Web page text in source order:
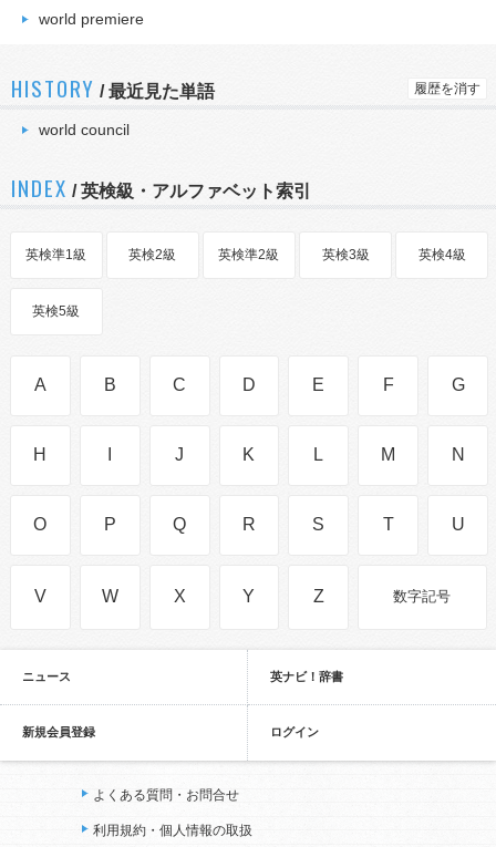
world premiere
HISTORY /最近見た単語 履歴を消す
world council
INDEX / 英検級・アルファベット索引
英検準1級 英検2級 英検準2級 英検3級 英検4級
英検5級
A B C D E F G
H J K L M N
O P Q R S T U
V W X Y Z 数字記号
ニュース 英ナビ！辞書
新規会員登録 ログイン
よくある質問・お問合せ
利用規約・個人情報の取扱